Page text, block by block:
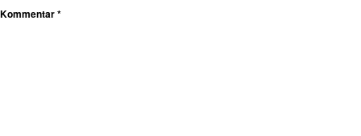
Kommentar*